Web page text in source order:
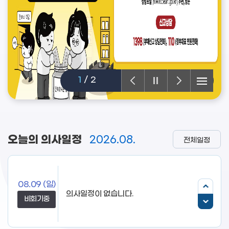
1 / 2
오늘의 의사일정 2026.08.
08.09 (일)
비회기중
전체일정